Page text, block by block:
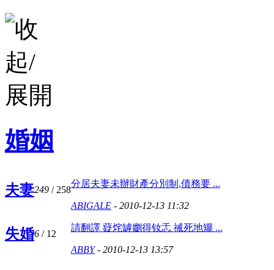
婚姻
夫妻249 / 258
分居夫妻未辦財產分別制,債務要 ...
ABIGALE - 2010-12-13 11:32
失婚6 / 12
請翻譯 薿烢罅嬼得钕忎 祴死地矲 ...
ABBY- 2010-12-13 13:57